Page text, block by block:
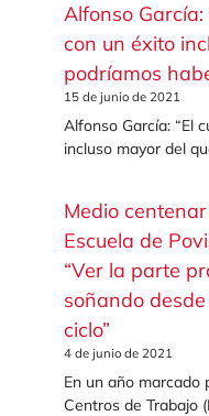
Alfonso
con un éxito
podríamos
15 de junio de 2021
Alfonso García: “El
incluso mayor del
Medio
Escuela de
“Ver la parte
soñando
ciclo”
4 de junio de 2021
En un año marcado
Centros de Trabajo